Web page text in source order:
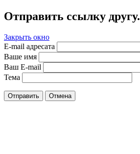
Отправить ссылку другу.
Закрыть окно
E-mail адресата
Ваше имя
Ваш E-mail
Тема
Отправить Отмена